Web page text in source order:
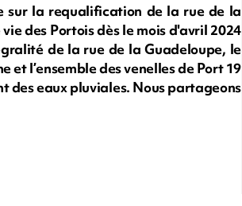
sur la requalification de la rue de la
des Portois dès le mois d'avril 2024
de la rue de la Guadeloupe, le
l’ensemble des venelles de Port 19
des eaux pluviales. Nous partageons